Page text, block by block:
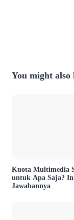
You might also
Kuota Multimedia
untuk Apa Saja?
Jawabannya